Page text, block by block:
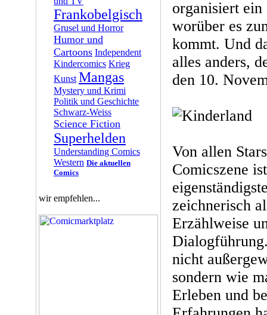
Frankobelgisch
Grusel und Horror
Humor und
Cartoons Independent
Kindercomics Krieg
Kunst Mangas
Mystery und Krimi
Politik und Geschichte
Schwarz-Weiss
Science Fiction
Superhelden
Understanding Comics
Western Die aktuellen
Comics
wir empfehlen...
organisiert
worüber es
kommt. Und
alles anders,
den 10.
Von allen
Comicszene
zeichnerisch
Erzählweise
nicht
sondern wie
Erleben und